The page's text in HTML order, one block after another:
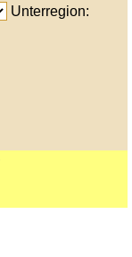
Unterregion: